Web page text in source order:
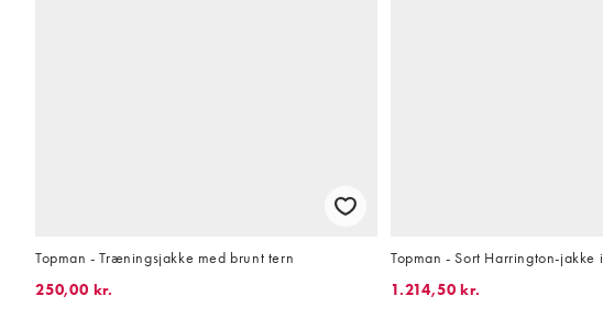
Topman - Træningsjakke med brunt tern
250,00 kr.
Topman - Sort Harrington-
1.214,50 kr.